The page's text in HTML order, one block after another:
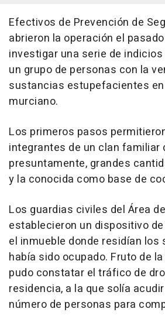
Efectivos de Prevención de
abrieron la operación el
investigar una serie de
un grupo de personas con la
sustancias estupefacientes
murciano.
Los primeros pasos
integrantes de un clan familiar
presuntamente, grandes
y la conocida como base de
Los guardias civiles del Área
establecieron un dispositivo
el inmueble donde residían los
había sido ocupado. Fruto de
pudo constatar el tráfico de
residencia, a la que solía
número de personas para